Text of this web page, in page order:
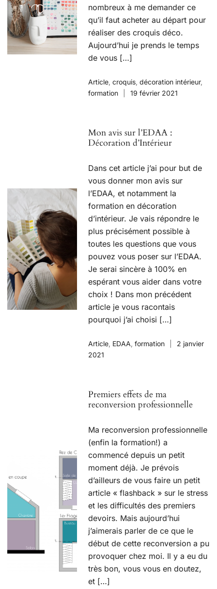
nombreux à me demander ce
qu’il faut acheter au départ pour
réaliser des croquis déco.
Aujourd’hui je prends le temps
de vous […]
Article,croquis,décoration intérieur,
formation
19 février 2021
Mon avis sur l’EDAA :
Décoration d’Intérieur
Dans cet article j’ai pour but de
vous donner mon avis sur
l’EDAA, et notamment la
formation en décoration
d’intérieur. Je vais répondre le
plus précisément possible à
toutes les questions que vous
pouvez vous poser sur l’EDAA.
Je serai sincère à 100% en
espérant vous aider dans votre
choix ! Dans mon précédent
article je vous racontais
pourquoi j’ai choisi […]
Article, EDAA,formation
2 janvier
2021
Premiers effets de ma
reconversion professionnelle
Ma reconversion professionnelle
(enfin la formation!) a
commencé depuis un petit
moment déjà. Je prévois
d’ailleurs de vous faire un petit
article « flashback » sur le stress
et les difficultés des premiers
devoirs. Mais aujourd’hui
j’aimerais parler de ce que le
début de cette reconversion a pu
provoquer chez moi. Il y a eu du
très bon, vous vous en doutez,
et […]